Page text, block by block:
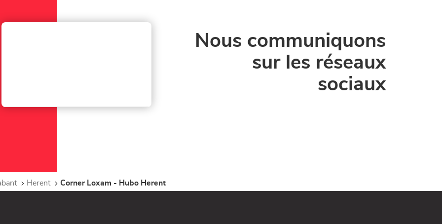
Nous communiquons
sur les réseaux
sociaux
Herent Corner Loxam - Hubo Herent